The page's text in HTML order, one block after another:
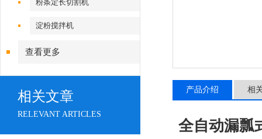
粉条定长切割机
淀粉搅拌机
查看更多
相关文章
RELEVANT ARTICLES
产品介绍 相
全自动漏瓢